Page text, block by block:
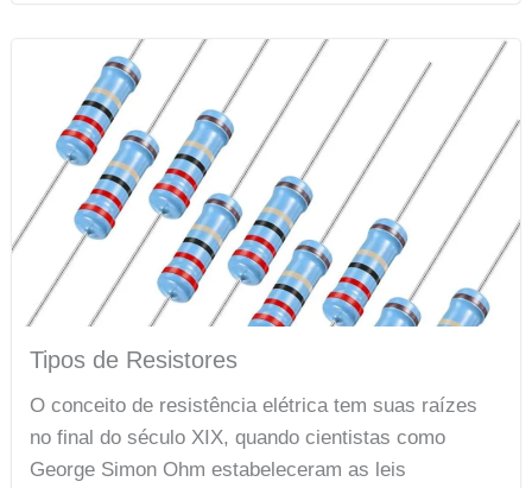
Tipos de Resistores
O conceito de resistência elétrica tem suas raízes
no final do século XIX, quando cientistas como
George Simon Ohm estabeleceram as leis